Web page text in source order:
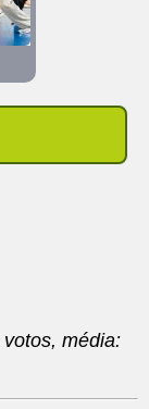
votos, média: